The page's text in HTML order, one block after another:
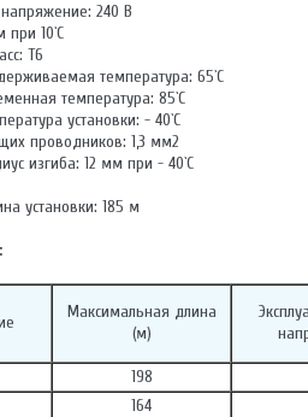
240 В
при 10`С
Т6
температура: 65`С
температура: 85`С
установки: - 40`С
проводников: 1,3 мм2
изгиба: 12 мм при - 40`С
установки: 185 м
Максимальная длина
(м)
198
164